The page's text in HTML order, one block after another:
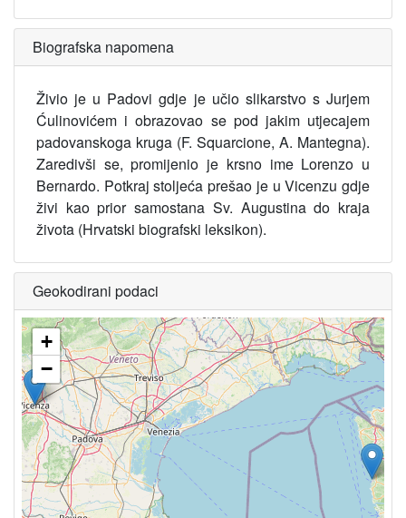
Biografska napomena
Živio je u Padovi gdje je učio slikarstvo s Jurjem
Ćulinovićem i obrazovao se pod jakim utjecajem
padovanskoga kruga (F. Squarcione, A. Mantegna).
Zaredivši se, promijenio je krsno ime Lorenzo u
Bernardo. Potkraj stoljeća prešao je u Vicenzu gdje
živi kao prior samostana Sv. Augustina do kraja
života (Hrvatski biografski leksikon).
Geokodirani podaci
+
−